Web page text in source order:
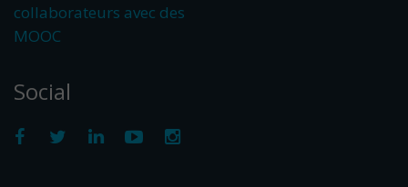
collaborateurs avec des
MOOC
Social